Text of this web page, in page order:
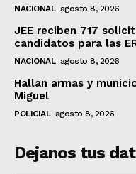
NACIONAL agosto 8, 2026
JEE reciben 717
candidatos para las
NACIONAL agosto 8, 2026
Hallan armas y
Miguel
POLICIAL agosto 8, 2026
Dejanos tus